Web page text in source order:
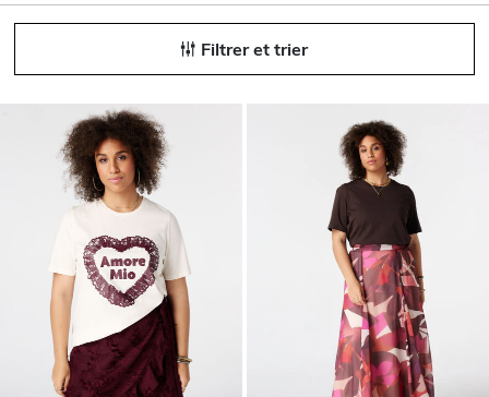
Filtrer et trier